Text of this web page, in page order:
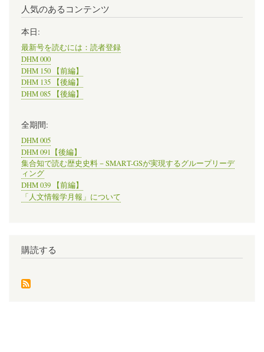
人気のあるコンテンツ
本日:
最新号を読むには：読者登録
DHM 000
DHM 150 【前編】
DHM 135 【後編】
DHM 085 【後編】
全期間:
DHM 005
DHM 091【後編】
集合知で読む歴史史料－SMART-GSが実現するグループリーデ
ィング
DHM 039 【前編】
「人文情報学月報」について
購読する